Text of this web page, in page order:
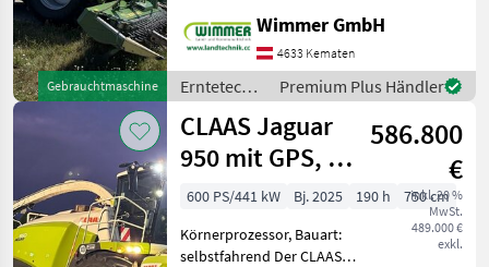
Gebrauchtmaschine
Beleuchtung, Kabine,
Klimaanlage, Komfortsitz,
Metalldetektor,
Einweisersitz,
Rückfahrkamera Der
gebrauchte KR
Wimmer GmbH
4633 Kematen
Erntetechnik
Ackerbau /
Krone
Premium Plus Händler
CLAAS Jaguar
950 mit GPS, NIR
Sensor, PickUp
586.800
€
inkl. 20 %
MwSt.
489.000 €
exkl.
600 PS/441 kW Bj. 2025 190 h
750 cm
Körnerprozessor, Bauart:
selbstfahrend Der CLAAS